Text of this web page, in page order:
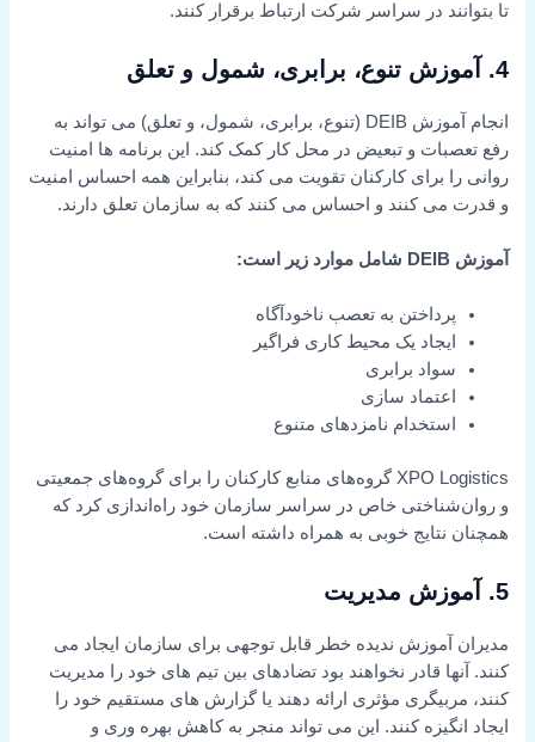
تا بتوانند در سراسر شرکت ارتباط برقرار کنند.
4. آموزش تنوع، برابری، شمول و تعلق
انجام آموزش DEIB (تنوع، برابری، شمول، و تعلق) می تواند به
رفع تعصبات و تبعیض در محل کار کمک کند. این برنامه ها امنیت
روانی را برای کارکنان تقویت می کند، بنابراین همه احساس امنیت
و قدرت می کنند و احساس می کنند که به سازمان تعلق دارند.
آموزش DEIB شامل موارد زیر است:
پرداختن به تعصب ناخودآگاه
ایجاد یک محیط کاری فراگیر
سواد برابری
اعتماد سازی
استخدام نامزدهای متنوع
XPO Logistics گروه‌های منابع کارکنان را برای گروه‌های جمعیتی
و روان‌شناختی خاص در سراسر سازمان خود راه‌اندازی کرد که
همچنان نتایج خوبی به همراه داشته است.
5. آموزش مدیریت
مدیران آموزش ندیده خطر قابل توجهی برای سازمان ایجاد می
کنند. آنها قادر نخواهند بود تضادهای بین تیم های خود را مدیریت
کنند، مربیگری مؤثری ارائه دهند یا گزارش های مستقیم خود را
ایجاد انگیزه کنند. این می تواند منجر به کاهش بهره وری و